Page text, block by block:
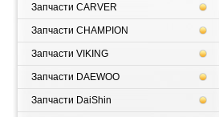
Запчасти CARVER
Запчасти CHAMPION
Запчасти VIKING
Запчасти DAEWOO
Запчасти DaiShin